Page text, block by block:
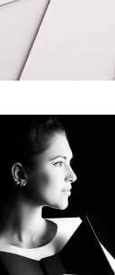
DELICATE